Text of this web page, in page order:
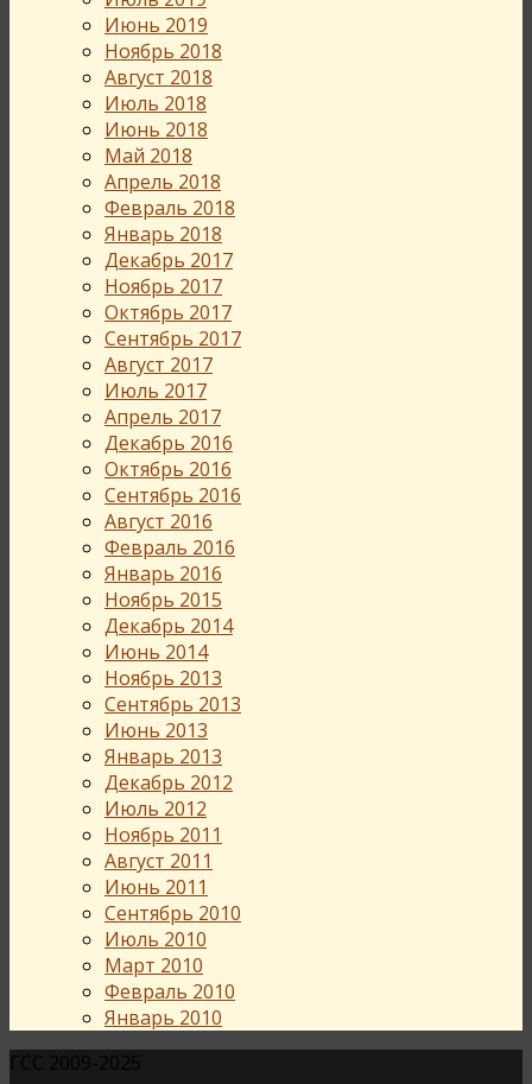
Июнь 2019
Ноябрь 2018
Август 2018
Июль 2018
Июнь 2018
Май 2018
Апрель 2018
Февраль 2018
Январь 2018
Декабрь 2017
Ноябрь 2017
Октябрь 2017
Сентябрь 2017
Август 2017
Июль 2017
Апрель 2017
Декабрь 2016
Октябрь 2016
Сентябрь 2016
Август 2016
Февраль 2016
Январь 2016
Ноябрь 2015
Декабрь 2014
Июнь 2014
Ноябрь 2013
Сентябрь 2013
Июнь 2013
Январь 2013
Декабрь 2012
Июль 2012
Ноябрь 2011
Август 2011
Июнь 2011
Сентябрь 2010
Июль 2010
Март 2010
Февраль 2010
Январь 2010